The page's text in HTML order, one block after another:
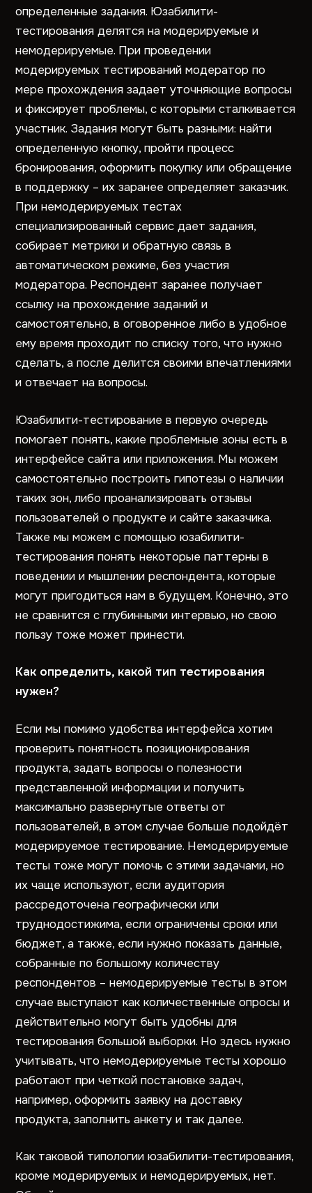
определенные задания. Юзабилити-
тестирования делятся на модерируемые и
немодерируемые. При проведении
модерируемых тестирований модератор по
мере прохождения задает уточняющие вопросы
и фиксирует проблемы, с которыми сталкивается
участник. Задания могут быть разными: найти
определенную кнопку, пройти процесс
бронирования, оформить покупку или обращение
в поддержку – их заранее определяет заказчик.
При немодерируемых тестах
специализированный сервис дает задания,
собирает метрики и обратную связь в
автоматическом режиме, без участия
модератора. Респондент заранее получает
ссылку на прохождение заданий и
самостоятельно, в оговоренное либо в удобное
ему время проходит по списку того, что нужно
сделать, а после делится своими впечатлениями
и отвечает на вопросы.
Юзабилити-тестирование в первую очередь
помогает понять, какие проблемные зоны есть в
интерфейсе сайта или приложения. Мы можем
самостоятельно построить гипотезы о наличии
таких зон, либо проанализировать отзывы
пользователей о продукте и сайте заказчика.
Также мы можем с помощью юзабилити-
тестирования понять некоторые паттерны в
поведении и мышлении респондента, которые
могут пригодиться нам в будущем. Конечно, это
не сравнится с глубинными интервью, но свою
пользу тоже может принести.
Как определить, какой тип тестирования
нужен?
Если мы помимо удобства интерфейса хотим
проверить понятность позиционирования
продукта, задать вопросы о полезности
представленной информации и получить
максимально развернутые ответы от
пользователей, в этом случае больше подойдёт
модерируемое тестирование. Немодерируемые
тесты тоже могут помочь с этими задачами, но
их чаще используют, если аудитория
рассредоточена географически или
труднодостижима, если ограничены сроки или
бюджет, а также, если нужно показать данные,
собранные по большому количеству
респондентов – немодерируемые тесты в этом
случае выступают как количественные опросы и
действительно могут быть удобны для
тестирования большой выборки. Но здесь нужно
учитывать, что немодерируемые тесты хорошо
работают при четкой постановке задач,
например, оформить заявку на доставку
продукта, заполнить анкету и так далее.
Как таковой типологии юзабилити-тестирования,
кроме модерируемых и немодерируемых, нет.